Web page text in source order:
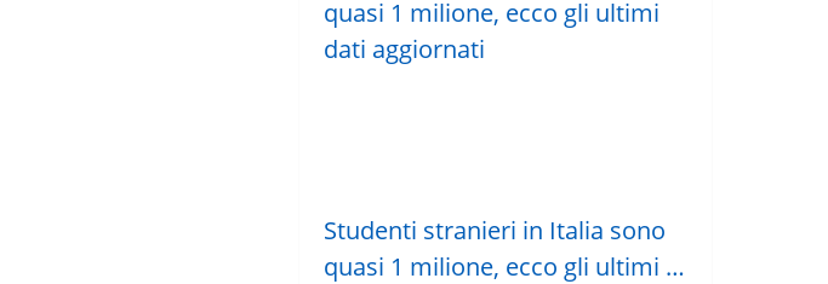
Studenti stranieri in Italia sono
quasi 1 milione, ecco gli ultimi …